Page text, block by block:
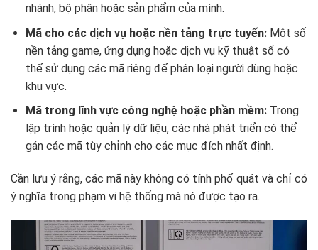
nhánh, bộ phận hoặc sản phẩm của mình.
Mã cho các dịch vụ hoặc nền tảng trực tuyến:Một số
nền tảng game, ứng dụng hoặc dịch vụ kỹ thuật số có
thể sử dụng các mã riêng để phân loại người dùng hoặc
khu vực.
Mã trong lĩnh vực công nghệ hoặc phần mềm:Trong
lập trình hoặc quản lý dữ liệu, các nhà phát triển có thể
gán các mã tùy chỉnh cho các mục đích nhất định.
Cần lưu ý rằng, các mã này không có tính phổ quát và chỉ có
ý nghĩa trong phạm vi hệ thống mà nó được tạo ra.